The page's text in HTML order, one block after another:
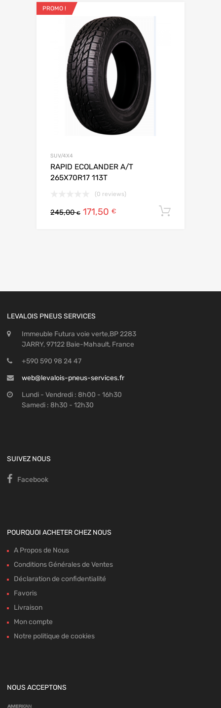
PROMO !
SUV/4X4
RAPID ECOLANDER A/T
265X70R17 113T
(0 reviews)
245,00€ 171,50 €
LEVALOIS PNEUS SERVICES
Immeuble Futura voie verte,BP 2283
JARRY, 97122 Baie-Mahault, France
+590 590 98 24 47
web@levalois-pneus-services.fr
Lundi - Vendredi : 8h00 - 16h30
Samedi : 8h30 - 12h30
SUIVEZ NOUS
Facebook
POURQUOI ACHETER CHEZ NOUS
A Propos de Nous
Conditions Générales de Ventes
Déclaration de confidentialité
Favoris
Livraison
Mon compte
Notre politique de cookies
NOUS ACCEPTONS